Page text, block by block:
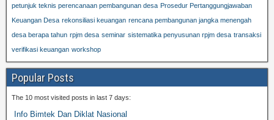
petunjuk teknis perencanaan pembangunan desa Prosedur Pertanggungjawaban
Keuangan Desa rekonsiliasi keuangan rencana pembangunan jangka menengah
desa berapa tahun rpjm desa seminar sistematika penyusunan rpjm desa transaksi
verifikasi keuangan workshop
Popular Posts
The 10 most visited posts in last 7 days:
Info Bimtek Dan Diklat Nasional